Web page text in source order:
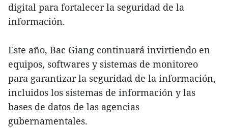
digital para fortalecer la seguridad de la
información.
Este año, Bac Giang continuará invirtiendo en
equipos, softwares y sistemas de monitoreo
para garantizar la seguridad de la información,
incluidos los sistemas de información y las
bases de datos de las agencias
gubernamentales.